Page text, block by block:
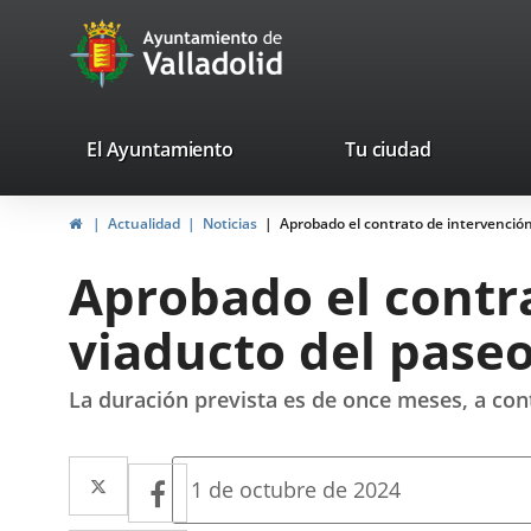
Portal
Web
Ayuntamiento
de
valladolid.es
El Ayuntamiento Tu ciudad
HomeActualidad Noticias Aprobado el contrato de
Aprobado el
viaducto del
La duración prevista es de once meses, a
Twitter
Enlace
a
Facebook
Enlace
Fecha
1 de octubre de 2024